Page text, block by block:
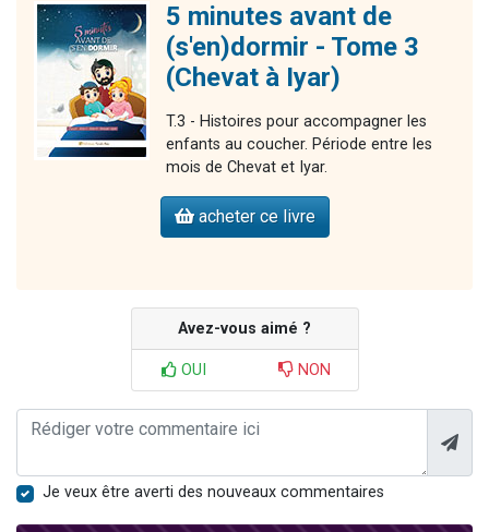
5 minutes avant de
(s'en)dormir - Tome 3
(Chevat à Iyar)
T.3 - Histoires pour accompagner les
enfants au coucher. Période entre les
mois de Chevat et Iyar.
acheter ce livre
Avez-vous aimé ?
OUI NON
Je veux être averti des nouveaux commentaires